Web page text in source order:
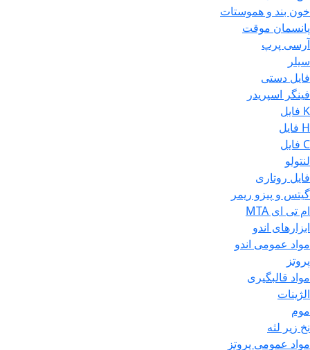
خون بند و هموستات
پانسمان موقت
آرسی پرپ
سیلر
فایل دستی
فینگر اسپریدر
K فایل
H فایل
C فایل
لنتولو
فایل روتاری
گیتس و پیزو ریمر
ام تی ای MTA
ابزارهای اندو
مواد عمومی اندو
پروتز
مواد قالبگیری
الژینات
موم
نخ زیر لثه
مواد عمومی پروتز